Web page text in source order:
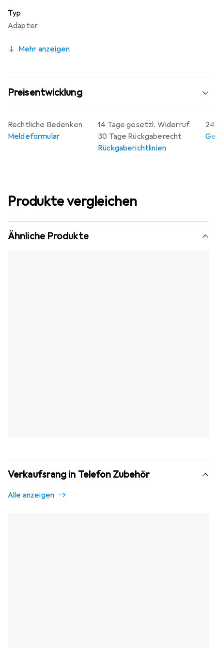
Typ
Adapter
Mehr anzeigen
Preisentwicklung
14 Tage gesetzl. Widerruf
30 Tage Rückgaberecht
Rückgaberichtlinien
24
Rechtliche Bedenken
Meldeformular
Produkte vergleichen
Ähnliche Produkte
Verkaufsrang in Telefon Zubehör
Alle anzeigen